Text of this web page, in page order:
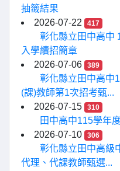
抽籤結果
2026-07-22
417
彰化縣立田中高中
入學續招簡章
2026-07-06
389
彰化縣立田中高中
(課)教師第1次招考甄...
2026-07-15
310
田中高中115學年
2026-07-10
306
彰化縣立田中高級
代理、代課教師甄選...